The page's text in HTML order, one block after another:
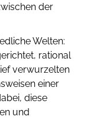
der
Welten:
rational
verwurzelten
einer
diese
und